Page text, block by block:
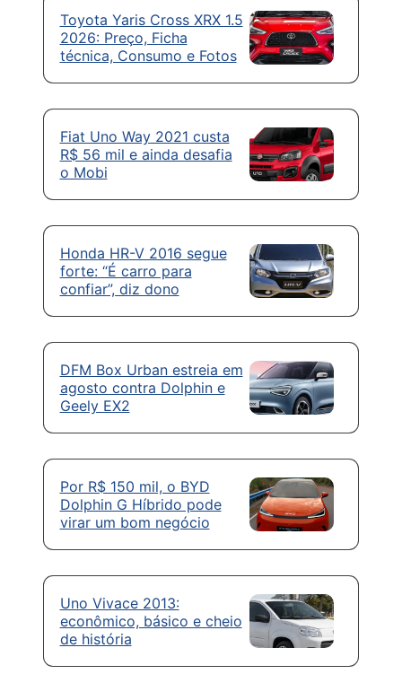
Toyota Yaris Cross XRX 1.5
2026: Preço, Ficha
técnica, Consumo e Fotos
Fiat Uno Way 2021 custa
R$ 56 mil e ainda desafia
o Mobi
Honda HR-V 2016 segue
forte: “É carro para
confiar”, diz dono
DFM Box Urban estreia em
agosto contra Dolphin e
Geely EX2
Por R$ 150 mil, o BYD
Dolphin G Híbrido pode
virar um bom negócio
Uno Vivace 2013:
econômico, básico e cheio
de história